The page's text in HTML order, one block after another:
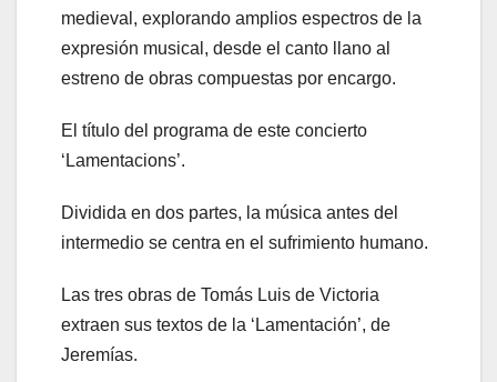
medieval, explorando amplios espectros de la
expresión musical, desde el canto llano al
estreno de obras compuestas por encargo.
El título del programa de este concierto
‘Lamentacions’.
Dividida en dos partes, la música antes del
intermedio se centra en el sufrimiento humano.
Las tres obras de Tomás Luis de Victoria
extraen sus textos de la ‘Lamentación’, de
Jeremías.